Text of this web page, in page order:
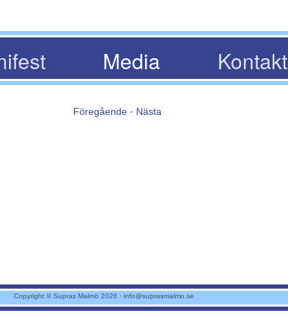
Media Kontakt
Föregående · Nästa
Copyright © Supras Malmö 2026 · info@suprasmalmo.se